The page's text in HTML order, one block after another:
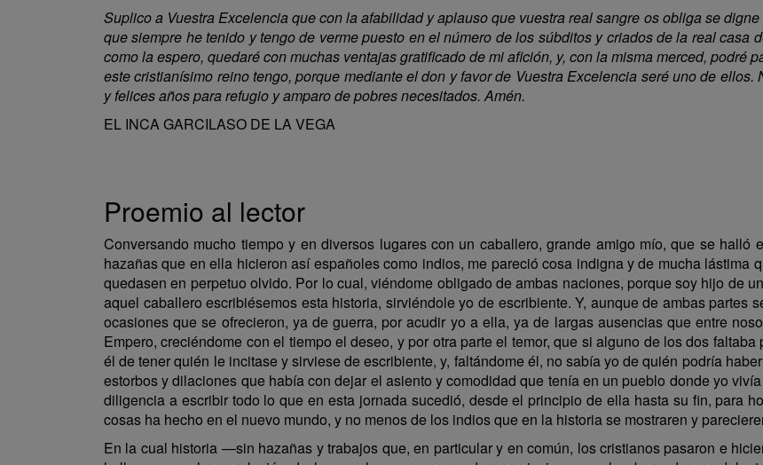
Suplico a Vuestra Excelencia que con la afabilidad y aplauso que vuestra real sangre os obliga se
que siempre he tenido y tengo de verme puesto en el número de los súbditos y criados de la real casa
como la espero, quedaré con muchas ventajas gratificado de mi afición, y, con la misma merced, podré
este cristianísimo reino tengo, porque mediante el don y favor de Vuestra Excelencia seré uno de
y felices años para refugio y amparo de pobres necesitados. Amén.
EL INCA GARCILASO DE LA VEGA
Proemio al lector
Conversando mucho tiempo y en diversos lugares con un caballero, grande amigo mío, que se halló
hazañas que en ella hicieron así españoles como indios, me pareció cosa indigna y de mucha lástima
quedasen en perpetuo olvido. Por lo cual, viéndome obligado de ambas naciones, porque soy hijo de
aquel caballero escribiésemos esta historia, sirviéndole yo de escribiente. Y, aunque de ambas partes
ocasiones que se ofrecieron, ya de guerra, por acudir yo a ella, ya de largas ausencias que entre
Empero, creciéndome con el tiempo el deseo, y por otra parte el temor, que si alguno de los dos
él de tener quién le incitase y sirviese de escribiente, y, faltándome él, no sabía yo de quién podría
estorbos y dilaciones que había con dejar el asiento y comodidad que tenía en un pueblo donde yo
diligencia a escribir todo lo que en esta jornada sucedió, desde el principio de ella hasta su fin, para
cosas ha hecho en el nuevo mundo, y no menos de los indios que en la historia se mostraren y
En la cual historia —sin hazañas y trabajos que, en particular y en común, los cristianos pasaron e